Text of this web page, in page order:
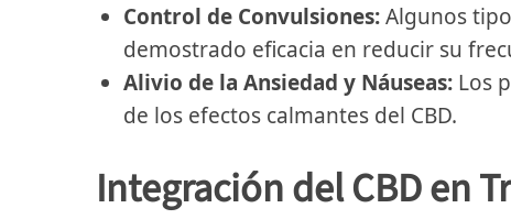
Control de Convulsiones:Algunos
demostrado eficacia en reducir su
Alivio de la Ansiedad y Náuseas: Los
de los efectos calmantes del CBD.
Integración del CBD en